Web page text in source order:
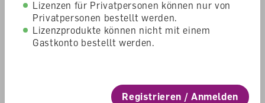
DAL
Apropos Medien
Primarschule
Lizenzen für Privatpersonen können nur von
Privatpersonen bestellt werden.
Lizenzprodukte können nicht mit einem
Gastkonto bestellt werden.
Registrieren / Anmelden